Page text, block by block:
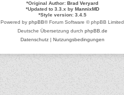
*Original Author: Brad Veryard
*Updated to 3.3.x by MannixMD
*Style version: 3.4.5
Powered by phpBB® Forum Software © phpBB Limited
Deutsche Übersetzung durch phpBB.de
Datenschutz| Nutzungsbedingungen